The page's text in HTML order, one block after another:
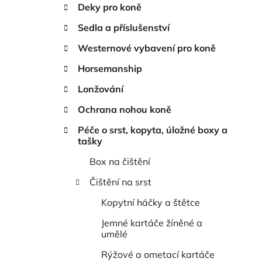
Deky pro koně
Sedla a příslušenství
Westernové vybavení pro koně
Horsemanship
Lonžování
Ochrana nohou koně
Péče o srst, kopyta, úložné boxy a
tašky
Box na čištění
Čištění na srst
Kopytní háčky a štětce
Jemné kartáče žíněné a
umělé
Rýžové a ometací kartáče